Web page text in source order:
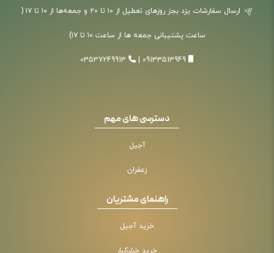
ارسال سفارشات یزد بجز روزهای تعطیل از ۱۰ تا ۲۰ و جمعه‌ها از ۱۰ تا ۱۷ (
ساعت پشتیبانی جمعه ها از ساعت ۱۰ تا ۱۷)
09133513949
03537249913
دسترسی های مهم
آجیل
زعفران
راهنمای مشتریان
خرید آجیل
خرید خشکبار